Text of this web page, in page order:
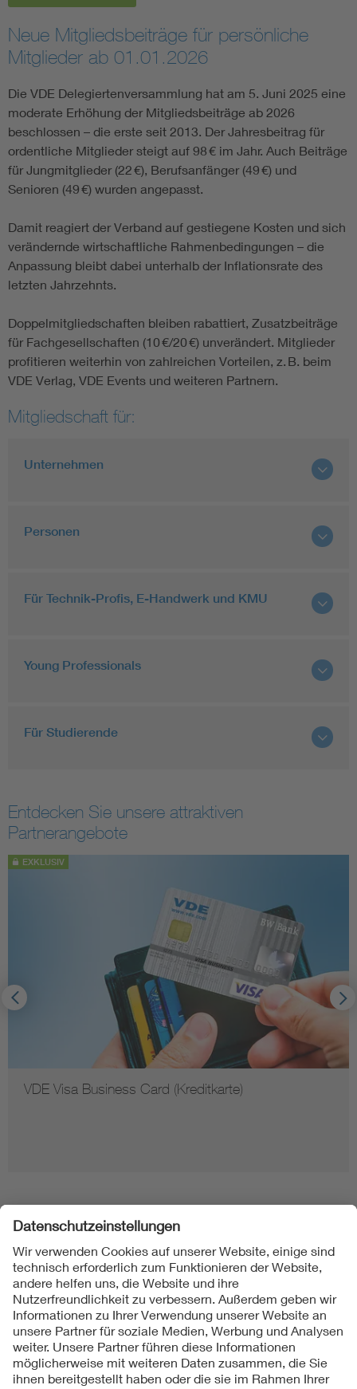
Neue Mitgliedsbeiträge für persönliche
Mitglieder ab 01.01.2026
Die VDE Delegiertenversammlung hat am 5. Juni 2025 eine
moderate Erhöhung der Mitgliedsbeiträge ab 2026
beschlossen – die erste seit 2013. Der Jahresbeitrag für
ordentliche Mitglieder steigt auf 98 € im Jahr. Auch Beiträge
für Jungmitglieder (22 €), Berufsanfänger (49 €) und
Senioren (49 €) wurden angepasst.
Damit reagiert der Verband auf gestiegene Kosten und sich
verändernde wirtschaftliche Rahmenbedingungen – die
Anpassung bleibt dabei unterhalb der Inflationsrate des
letzten Jahrzehnts.
Doppelmitgliedschaften bleiben rabattiert, Zusatzbeiträge
für Fachgesellschaften (10 €/20 €) unverändert. Mitglieder
profitieren weiterhin von zahlreichen Vorteilen, z. B. beim
VDE Verlag, VDE Events und weiteren Partnern.
Mitgliedschaft für:
Unternehmen
Personen
Für Technik-Profis, E-Handwerk und KMU
Young Professionals
Für Studierende
Entdecken Sie unsere attraktiven
Partnerangebote
EXKLUSIV
VDE Visa Business Card (Kreditkarte)
Folgen Sie uns